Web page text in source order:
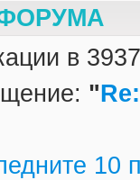
в
"
10